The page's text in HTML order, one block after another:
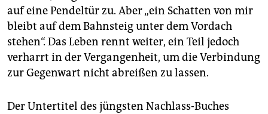
auf eine Pendeltür zu. Aber „ein Schatten von mir
bleibt auf dem Bahnsteig unter dem Vordach
stehen“. Das Leben rennt weiter, ein Teil jedoch
verharrt in der Vergangenheit, um die Verbindung
zur Gegenwart nicht abreißen zu lassen.
Der Untertitel des jüngsten Nachlass-Buches